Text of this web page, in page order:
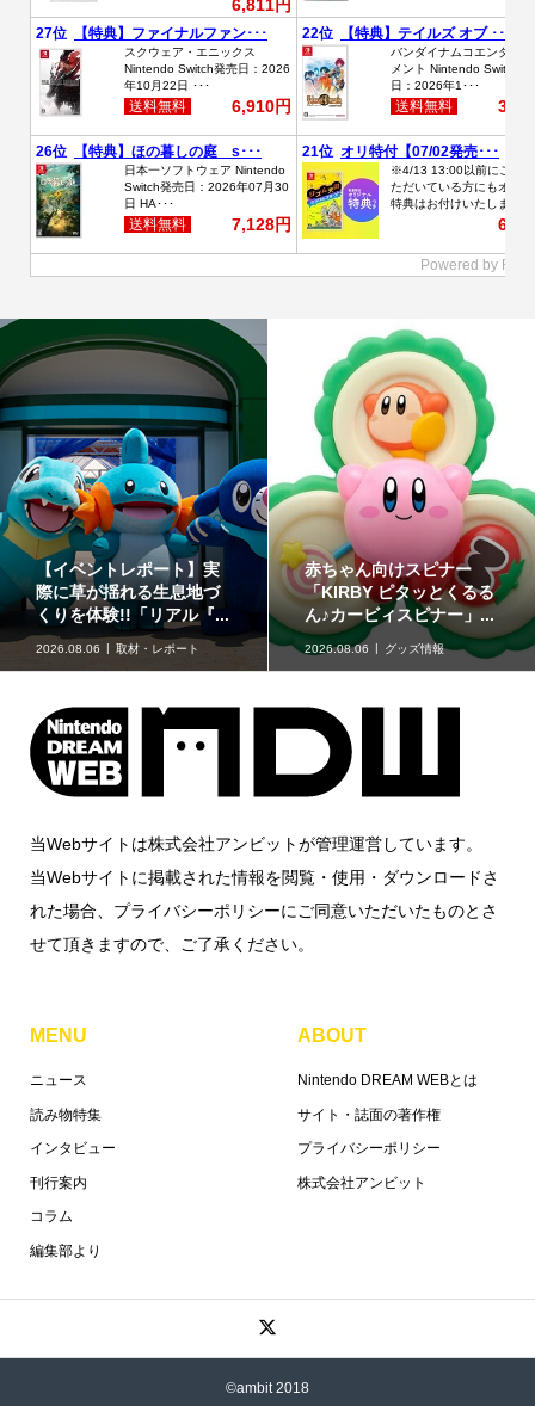
ピナー
とくるる
ナー」...
どうぶつたちと楽しむ12
色のコスメ「ポンデクル
ール どうぶつの森 マル...
2026.08.06 グッズ情報
「星たべよ」
ン」のハロウ
ンが登場！8
2026.08.06 グッ
当Webサイトは株式会社アンビットが管理運営しています。
当Webサイトに掲載された情報を閲覧・使用・ダウンロードさ
れた場合、プライバシーポリシーにご同意いただいたものとさ
せて頂きますので、ご了承ください。
MENU
ニュース
読み物特集
インタビュー
刊行案内
コラム
編集部より
ABOUT
Nintendo DREAM WEBとは
サイト・誌面の著作権
プライバシーポリシー
株式会社アンビット
©ambit 2018